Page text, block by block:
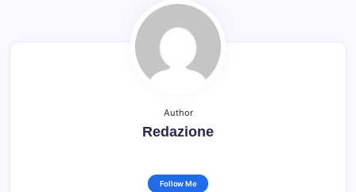
Author
Redazione
Follow Me